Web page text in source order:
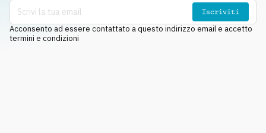
Iscriviti
Acconsento ad essere contattato a questo indirizzo email e accetto
termini e condizioni